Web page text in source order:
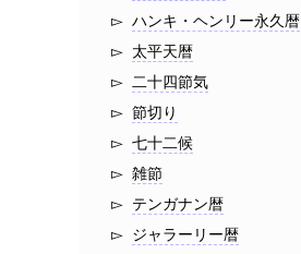
ハンキ・ヘンリー永久暦
太平天暦
二十四節気
節切り
七十二候
雑節
テンガナン暦
ジャラーリー暦